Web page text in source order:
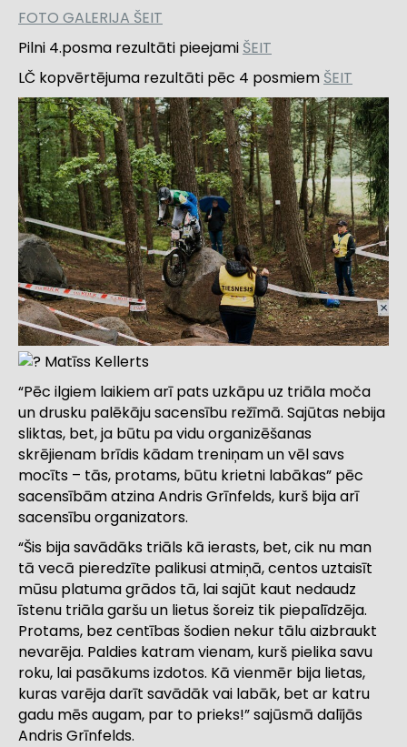
FOTO GALERIJA ŠEIT
Pilni 4.posma rezultāti pieejami ŠEIT
LČ kopvērtējuma rezultāti pēc 4 posmiem ŠEIT
Matīss Kellerts
“Pēc ilgiem laikiem arī pats uzkāpu uz triāla moča
un drusku palēkāju sacensību režīmā. Sajūtas nebija
sliktas, bet, ja būtu pa vidu organizēšanas
skrējienam brīdis kādam treniņam un vēl savs
mocīts – tās, protams, būtu krietni labākas” pēc
sacensībām atzina Andris Grīnfelds, kurš bija arī
sacensību organizators.
“Šis bija savādāks triāls kā ierasts, bet, cik nu man
tā vecā pieredzīte palikusi atmiņā, centos uztaisīt
mūsu platuma grādos tā, lai sajūt kaut nedaudz
īstenu triāla garšu un lietus šoreiz tik piepalīdzēja.
Protams, bez centības šodien nekur tālu aizbraukt
nevarēja. Paldies katram vienam, kurš pielika savu
roku, lai pasākums izdotos. Kā vienmēr bija lietas,
kuras varēja darīt savādāk vai labāk, bet ar katru
gadu mēs augam, par to prieks!” sajūsmā dalījās
Andris Grīnfelds.